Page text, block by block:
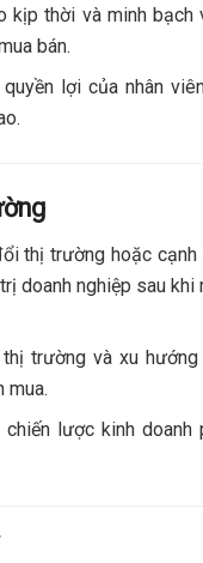
kịp thời và minh bạch
bán.
lợi của nhân
thị trường hoặc cạnh
doanh nghiệp sau khi
thị trường và xu
mua.
chiến lược kinh doanh